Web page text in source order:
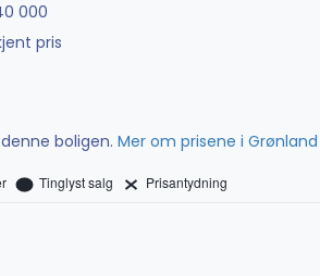
000
pris
boligen. Mer om prisene i Grønland